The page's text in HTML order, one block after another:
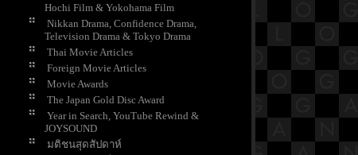
Hochi Film & Yokohama Film
Nikkan Drama, Confidence Drama,
Television Drama & Tokyo Drama
Thai Movie Articles
Foreign Movie Articles
Movie Awards
The Japan Gold Disc Award
Year in Search, YouTube Rewind &
JOYSOUND
มติชนสุดสัปดาห์